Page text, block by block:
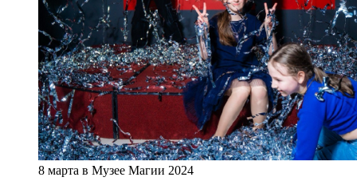
8 марта в Музее Магии 2024